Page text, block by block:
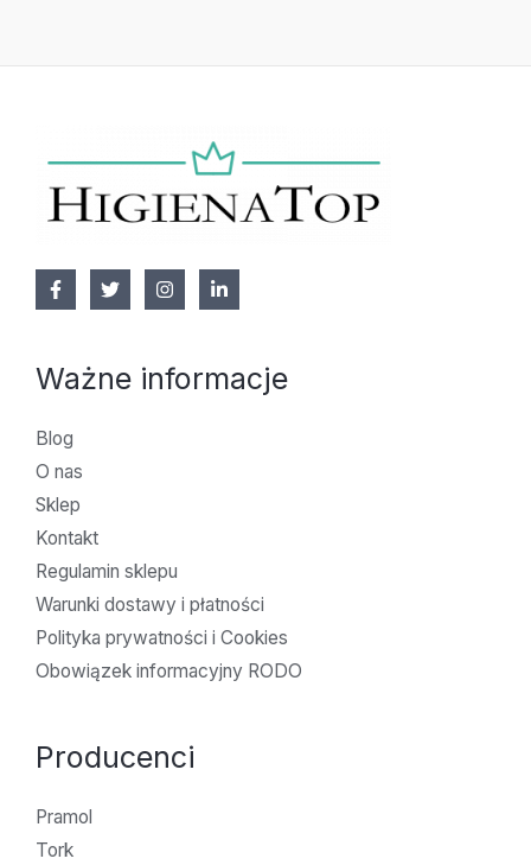
Ważne informacje
Blog
O nas
Sklep
Kontakt
Regulamin sklepu
Warunki dostawy i płatności
Polityka prywatności i Cookies
Obowiązek informacyjny RODO
Producenci
Pramol
Tork